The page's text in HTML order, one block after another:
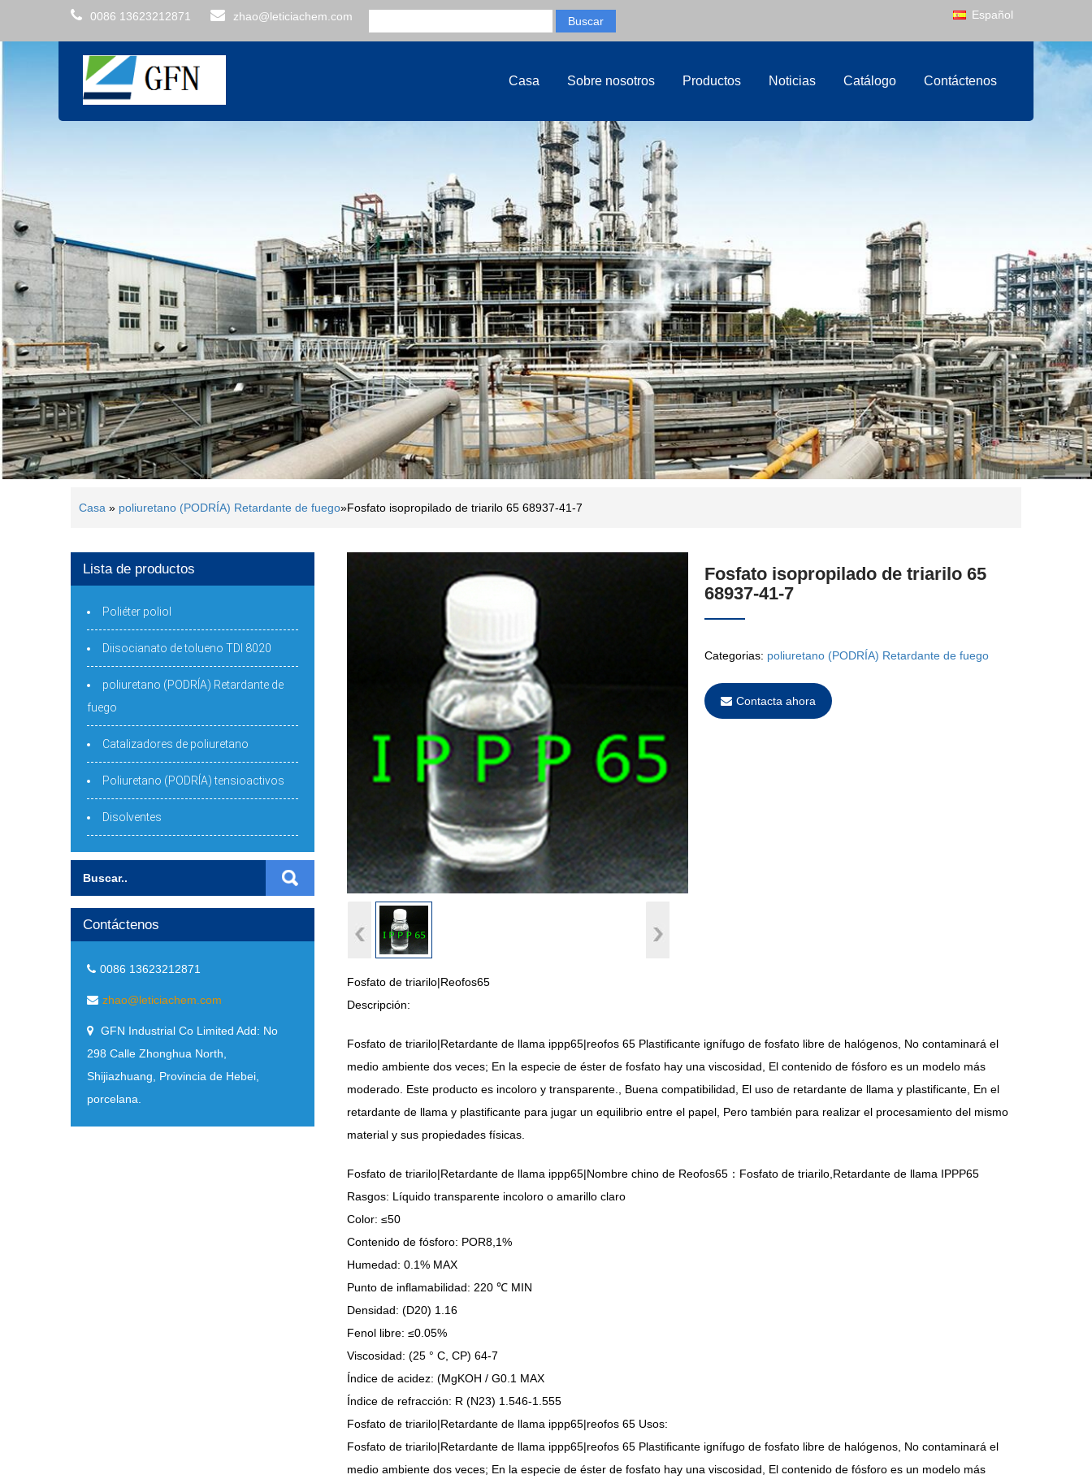
0086 13623212871 zhao@leticiachem.com Español
Casa Sobre nosotros Productos Noticias Catálogo Contáctenos
Casa » poliuretano (PODRÍA) Retardante de fuego»Fosfato isopropilado de triarilo 65 68937-41-7
Fosfato isopropilado de triarilo 65
68937-41-7
Categorias: poliuretano (PODRÍA) Retardante de fuego
Contacta ahora
Fosfato de triarilo|Reofos65
Descripción:
Fosfato de triarilo|Retardante de llama ippp65|reofos 65 Plastificante ignífugo de fosfato libre de halógenos, No contaminará el
medio ambiente dos veces; En la especie de éster de fosfato hay una viscosidad, El contenido de fósforo es un modelo más
moderado. Este producto es incoloro y transparente., Buena compatibilidad, El uso de retardante de llama y plastificante, En el
retardante de llama y plastificante para jugar un equilibrio entre el papel, Pero también para realizar el procesamiento del mismo
material y sus propiedades físicas.
Fosfato de triarilo|Retardante de llama ippp65|Nombre chino de Reofos65：Fosfato de triarilo,Retardante de llama IPPP65
Rasgos: Líquido transparente incoloro o amarillo claro
Color: ≤50
Contenido de fósforo: POR8,1%
Humedad: 0.1% MAX
Punto de inflamabilidad: 220 ℃ MIN
Densidad: (D20) 1.16
Fenol libre: ≤0.05%
Viscosidad: (25 ° C, CP) 64-7
Índice de acidez: (MgKOH / G0.1 MAX
Índice de refracción: R (N23) 1.546-1.555
Fosfato de triarilo|Retardante de llama ippp65|reofos 65 Usos:
Fosfato de triarilo|Retardante de llama ippp65|reofos 65 Plastificante ignífugo de fosfato libre de halógenos, No contaminará el
medio ambiente dos veces; En la especie de éster de fosfato hay una viscosidad, El contenido de fósforo es un modelo más
Lista de productos
Poliéter poliol
Diisocianato de tolueno TDI 8020
poliuretano (PODRÍA) Retardante de
fuego
Catalizadores de poliuretano
Poliuretano (PODRÍA) tensioactivos
Disolventes
Contáctenos
0086 13623212871
zhao@leticiachem.com
GFN Industrial Co Limited Add: No
298 Calle Zhonghua North,
Shijiazhuang, Provincia de Hebei,
porcelana.